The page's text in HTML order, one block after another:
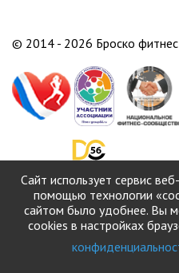
© 2014 - 2026 Броско фитнес
Продвижение
ITB-
company.com
Сайт использует сервис
помощью технологии
сайтом было удобнее. Вы
cookies в настройках